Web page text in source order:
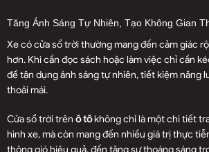
Tăng Ánh Sáng Tự Nhiên, Tạo Không Gian
Xe có cửa sổ trời thường mang đến cảm giác
hơn. Khi cần đọc sách hoặc làm việc chỉ cần
để tận dụng ánh sáng tự nhiên, tiết kiệm năng
thoải mái.
Cửa sổ trời trên ô tôkhông chỉ là một chi tiết
hình xe, mà còn mang đến nhiều giá trị thực
thông gió hiệu quả, đến tăng sự thoáng sáng